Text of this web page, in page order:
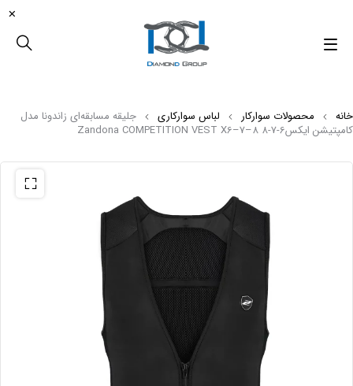
خانه محصولات سوارکار لباس سوارکاری
جلیقه مسابقه‌ای زاندونا مدل
کامپتیشن ایکس6-7-8 Zandona COMPETITION VEST X6–7–8